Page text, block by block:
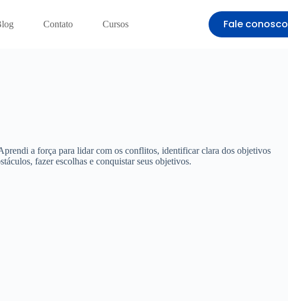
Contato Cursos Fale conosco
a força para lidar com os conflitos, identificar clara dos objetivos
fazer escolhas e conquistar seus objetivos.